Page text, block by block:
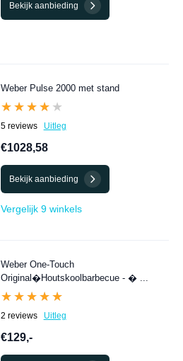
Bekijk aanbieding
Weber Pulse 2000 met stand
★★★★★
★★★★★
5 reviews Uitleg
€1028,58
Bekijk aanbieding
Vergelijk 9 winkels
Weber One-Touch
Original�Houtskoolbarbecue - � ...
★★★★★
★★★★★
2 reviews Uitleg
€129,-